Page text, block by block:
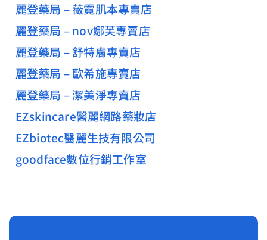
麗登藥局 – 薇霓肌本專賣店
麗登藥局 – nov娜芙專賣店
麗登藥局 – 舒特膚專賣店
麗登藥局 – 歐希施專賣店
麗登藥局 – 潔美淨專賣店
EZskincare醫麗網路藥妝店
EZbiotec醫麗生技有限公司
goodface數位行銷工作室